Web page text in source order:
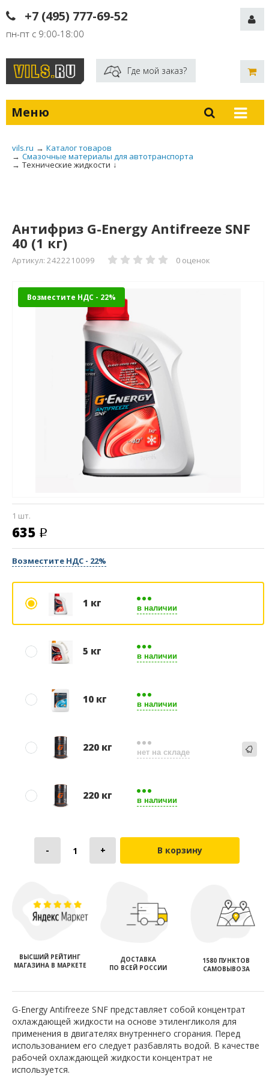
+7 (495) 777-69-52
пн-пт с 9:00-18:00
Где мой заказ?
Меню
vils.ru → Каталог товаров
→ Смазочные материалы для автотранспорта
→ Технические жидкости ↓
Антифриз G-Energy Antifreeze SNF
40 (1 кг)
Артикул: 2422210099 0 оценок
Возместите НДС - 22%
1 шт.
635
Возместите НДС - 22%
1 кг в наличии
5 кг в наличии
10 кг в наличии
220 кг нет на складе
220 кг в наличии
В корзину
ВЫСШИЙ РЕЙТИНГ
МАГАЗИНА В МАРКЕТЕ
ДОСТАВКА
ПО ВСЕЙ РОССИИ
1580 ПУНКТОВ
САМОВЫВОЗА
G-Energy Antifreeze SNF представляет собой концентрат
охлаждающей жидкости на основе этиленгликоля для
применения в двигателях внутреннего сгорания. Перед
использованием его следует разбавлять водой. В качестве
рабочей охлаждающей жидкости концентрат не
используется.